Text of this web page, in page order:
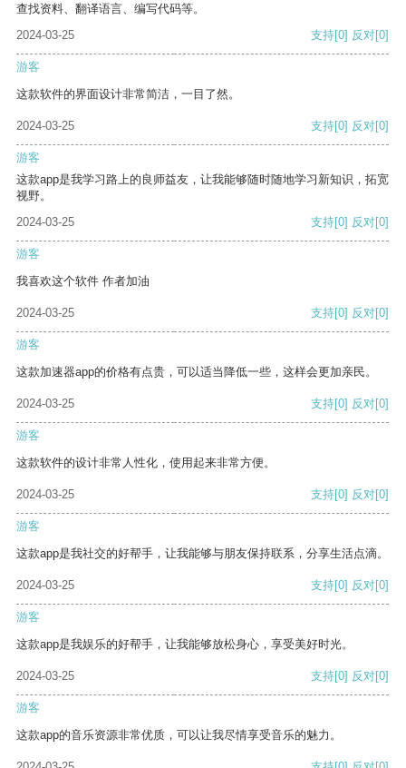
查找资料、翻译语言、编写代码等。
2024-03-25
支持[0] 反对[0]
游客
这款软件的界面设计非常简洁，一目了然。
2024-03-25 支持[0] 反对[0]
游客
这款app是我学习路上的良师益友，让我能够随时随地学习新知识，拓宽
视野。
2024-03-25
支持[0] 反对[0]
游客
我喜欢这个软件 作者加油
2024-03-25 支持[0] 反对[0]
游客
这款加速器app的价格有点贵，可以适当降低一些，这样会更加亲民。
2024-03-25 支持[0] 反对[0]
游客
这款软件的设计非常人性化，使用起来非常方便。
2024-03-25 支持[0] 反对[0]
游客
这款app是我社交的好帮手，让我能够与朋友保持联系，分享生活点滴。
2024-03-25 支持[0] 反对[0]
游客
这款app是我娱乐的好帮手，让我能够放松身心，享受美好时光。
2024-03-25 支持[0] 反对[0]
游客
这款app的音乐资源非常优质，可以让我尽情享受音乐的魅力。